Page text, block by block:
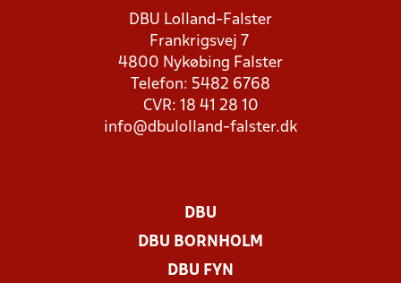
DBU Lolland-Falster
Frankrigsvej 7
4800 Nykøbing Falster
Telefon: 5482 6768
CVR: 18 41 28 10
info@dbulolland-falster.dk
DBU
DBU BORNHOLM
DBU FYN